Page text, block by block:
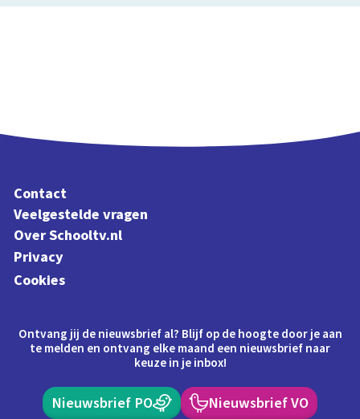
Contact
Veelgestelde vragen
Over Schooltv.nl
Privacy
Cookies
Ontvang jij de nieuwsbrief al? Blijf op de hoogte door je aan
te melden en ontvang elke maand een nieuwsbrief naar
keuze in je inbox!
Nieuwsbrief PO Nieuwsbrief VO